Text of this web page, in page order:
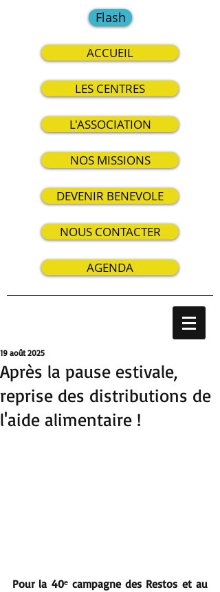
Flash
ACCUEIL
LES CENTRES
L'ASSOCIATION
NOS MISSIONS
DEVENIR BENEVOLE
NOUS CONTACTER
AGENDA
Après la pause estivale,
reprise des distributions de
l'aide alimentaire !
19 août 2025
Pour la 40ᵉ campagne des Restos et au